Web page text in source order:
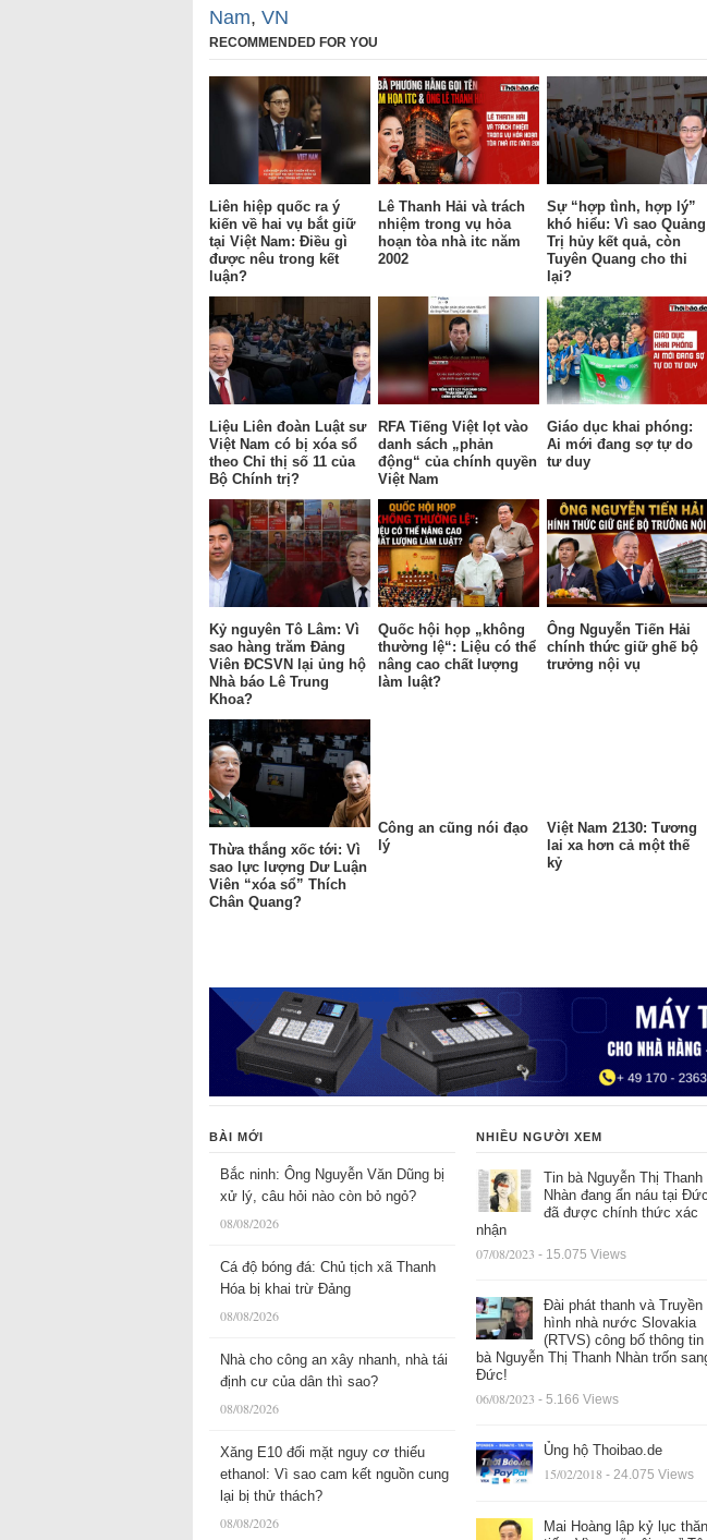
Nam, VN
RECOMMENDED FOR YOU
Liên hiệp quốc ra ý
kiến về hai vụ bắt giữ
tại Việt Nam: Điều gì
được nêu trong kết
luận?
Lê Thanh Hải và trách
nhiệm trong vụ hỏa
hoạn tòa nhà itc năm
2002
Sự “hợp tình, hợp lý”
khó hiểu: Vì sao Quảng
Trị hủy kết quả, còn
Tuyên Quang cho thi
lại?
Liệu Liên đoàn Luật sư
Việt Nam có bị xóa sổ
theo Chỉ thị số 11 của
Bộ Chính trị?
RFA Tiếng Việt lọt vào
danh sách „phản
động“ của chính quyền
Việt Nam
Giáo dục khai phóng:
Ai mới đang sợ tự do
tư duy
Kỷ nguyên Tô Lâm: Vì
sao hàng trăm Đảng
Viên ĐCSVN lại ủng hộ
Nhà báo Lê Trung
Khoa?
Quốc hội họp „không
thường lệ“: Liệu có thể
nâng cao chất lượng
làm luật?
Ông Nguyễn Tiến Hải
chính thức giữ ghế bộ
trưởng nội vụ
Thừa thắng xốc tới: Vì
sao lực lượng Dư Luận
Viên “xóa sổ” Thích
Chân Quang?
Công an cũng nói đạo
lý
Việt Nam 2130: Tương
lai xa hơn cả một thế
kỷ
BÀI MỚI
Bắc ninh: Ông Nguyễn Văn Dũng bị
xử lý, câu hỏi nào còn bỏ ngỏ?
08/08/2026
Cá độ bóng đá: Chủ tịch xã Thanh
Hóa bị khai trừ Đảng
08/08/2026
Nhà cho công an xây nhanh, nhà tái
định cư của dân thì sao?
08/08/2026
Xăng E10 đối mặt nguy cơ thiếu
ethanol: Vì sao cam kết nguồn cung
lại bị thử thách?
08/08/2026
NHIỀU NGƯỜI XEM
Tin bà Nguyễn Thị Thanh
Nhàn đang ẩn náu tại Đức
đã được chính thức xác
nhận
07/08/2023 - 15.075 Views
Đài phát thanh và Truyền
hình nhà nước Slovakia
(RTVS) công bố thông tin
bà Nguyễn Thị Thanh Nhàn trốn
Đức!
06/08/2023 - 5.166 Views
Ủng hộ Thoibao.de
15/02/2018 - 24.075 Views
Mai Hoàng lập kỷ lục